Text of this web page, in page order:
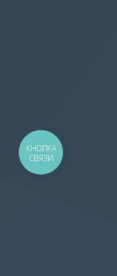
КНОПКА
СВЯЗИ